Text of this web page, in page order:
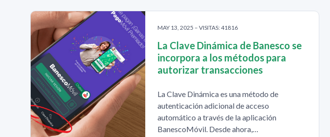
MAY 13, 2025 – VISITAS: 41816
La Clave Dinámica de Banesco se
incorpora a los métodos para
autorizar transacciones
La Clave Dinámica es una método de
autenticación adicional de acceso
automático a través de la aplicación
BanescoMóvil. Desde ahora,…